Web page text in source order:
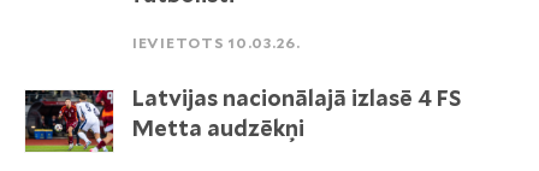
IEVIETOTS 10.03.26.
Latvijas nacionālajā izlasē 4 FS
Metta audzēkņi